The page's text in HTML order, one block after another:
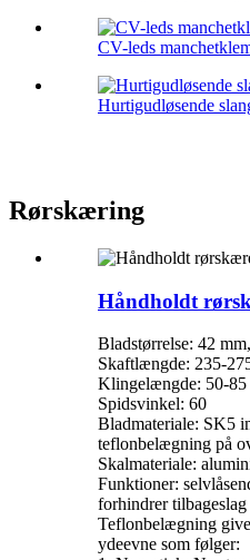
CV-leds
Hurtigudløsende
Rørskæring
Håndholdt
Bladstørrelse: 42
Skaftlængde: 235-
Klingelængde: 50-85
Spidsvinkel: 60
Bladmateriale: SK5
teflonbelægning på
Skalmateriale:
Funktioner:
forhindrer tilbageslag
Teflonbelægning
ydeevne som følger: